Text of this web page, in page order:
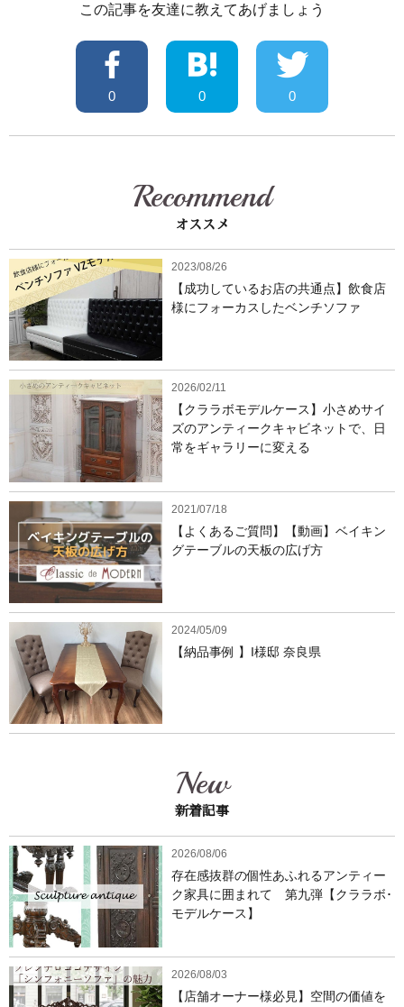
この記事を友達に教えてあげましょう
0 0 0
Recommend
オススメ
2023/08/26
【成功しているお店の共通点】飲食店
様にフォーカスしたベンチソファ
2026/02/11
【クララボモデルケース】小さめサイ
ズのアンティークキャビネットで、日
常をギャラリーに変える
2021/07/18
【よくあるご質問】【動画】ベイキン
グテーブルの天板の広げ方
2024/05/09
【納品事例 】I様邸 奈良県
New
新着記事
2026/08/06
存在感抜群の個性あふれるアンティー
ク家具に囲まれて 第九弾【クララボ･
モデルケース】
2026/08/03
【店舗オーナー様必見】空間の価値を